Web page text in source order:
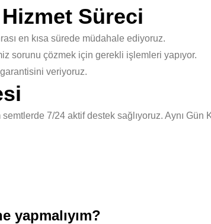
Süreci
en kısa sürede müdahale ediyoruz.
sorunu çözmek için gerekli işlemleri yapıyor.
veriyoruz.
7/24 aktif destek sağlıyoruz. Aynı
yapmalıyım?